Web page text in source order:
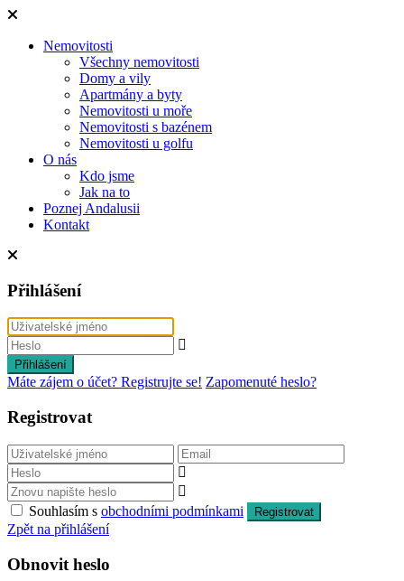
Nemovitosti
Všechny nemovitosti
Domy a vily
Apartmány a byty
Nemovitosti u moře
Nemovitosti s bazénem
Nemovitosti u golfu
O nás
Kdo jsme
Jak na to
Poznej Andalusii
Kontakt
Přihlášení
Přihlášení
Máte zájem o účet? Registrujte se! Zapomenuté heslo?
Registrovat
Souhlasím s obchodními podmínkami Registrovat
Zpět na přihlášení
Obnovit heslo